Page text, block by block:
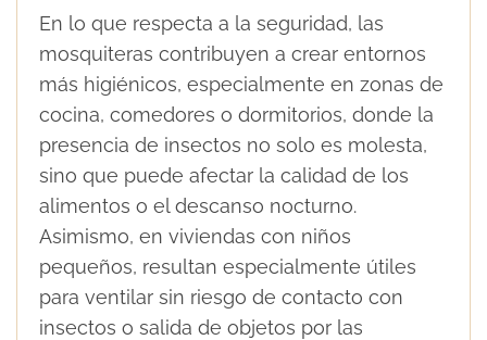
En lo que respecta a la seguridad, las
mosquiteras contribuyen a crear entornos
más higiénicos, especialmente en zonas de
cocina, comedores o dormitorios, donde la
presencia de insectos no solo es molesta,
sino que puede afectar la calidad de los
alimentos o el descanso nocturno.
Asimismo, en viviendas con niños
pequeños, resultan especialmente útiles
para ventilar sin riesgo de contacto con
insectos o salida de objetos por las